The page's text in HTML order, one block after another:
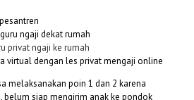
ngaji dekat rumah
privat ngaji ke rumah
virtual dengan les privat mengaji online
melaksanakan poin 1 dan 2 karena
belum siap mengirim anak ke pondok